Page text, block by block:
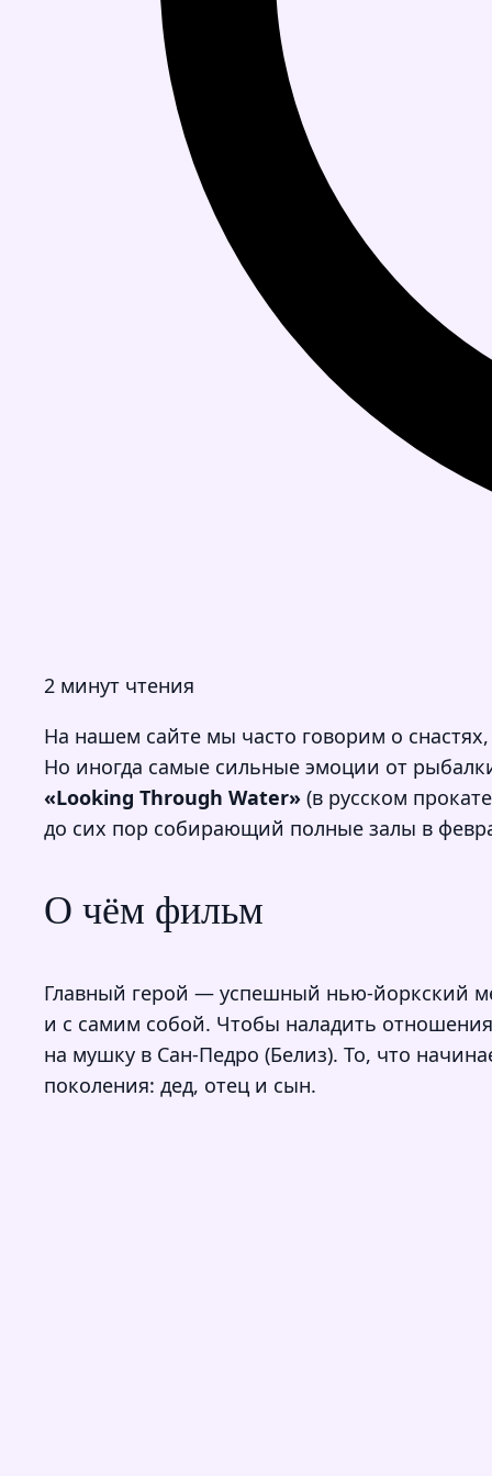
2 минут чтения
На нашем сайте мы часто говорим о
Но иногда самые сильные эмоции от
«Looking Through Water» (в русском
до сих пор собирающий полные залы в
О чём фильм
Главный герой — успешный нью-йоркский
и с самим собой. Чтобы наладить
на мушку в Сан-Педро (Белиз). То, что
поколения: дед, отец и сын.